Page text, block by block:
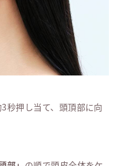
秒押し当て、頭頂部に向